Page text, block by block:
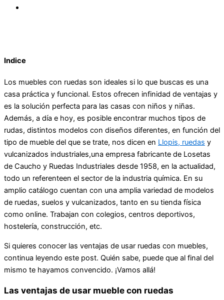
Indice
Los muebles con ruedas son ideales si lo que buscas es una
casa práctica y funcional. Estos ofrecen infinidad de ventajas y
es la solución perfecta para las casas con niños y niñas.
Además, a día e hoy, es posible encontrar muchos tipos de
rudas, distintos modelos con diseños diferentes, en función del
tipo de mueble del que se trate, nos dicen en Llopis, ruedas y
vulcanizados industriales,una empresa fabricante de Losetas
de Caucho y Ruedas Industriales desde 1958, en la actualidad,
todo un referenteen el sector de la industria química. En su
amplio catálogo cuentan con una amplia variedad de modelos
de ruedas, suelos y vulcanizados, tanto en su tienda física
como online. Trabajan con colegios, centros deportivos,
hostelería, construcción, etc.
Si quieres conocer las ventajas de usar ruedas con muebles,
continua leyendo este post. Quién sabe, puede que al final del
mismo te hayamos convencido. ¡Vamos allá!
Las ventajas de usar mueble con ruedas